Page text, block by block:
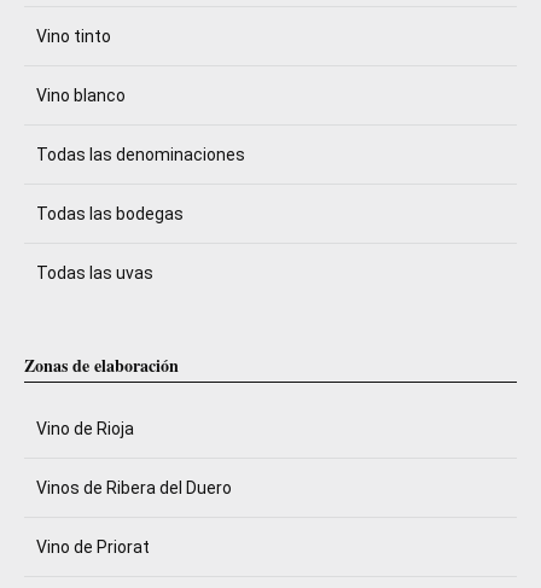
Vino tinto
Vino blanco
Todas las denominaciones
Todas las bodegas
Todas las uvas
Zonas de elaboración
Vino de Rioja
Vinos de Ribera del Duero
Vino de Priorat